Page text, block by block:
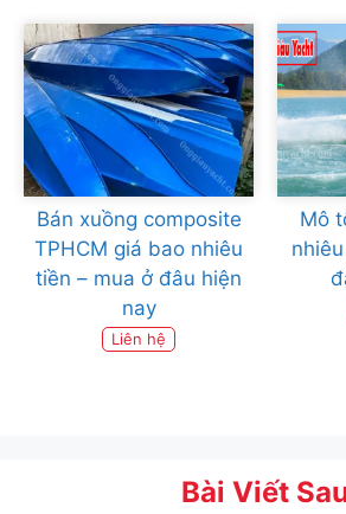
Bán xuồng composite
TPHCM giá bao nhiêu
tiền – mua ở đâu hiện
nay
Liên hệ
Mô
Bài Viết